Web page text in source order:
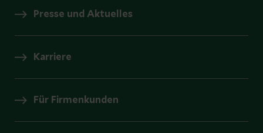
Presse und Aktuelles
Karriere
Für Firmenkunden